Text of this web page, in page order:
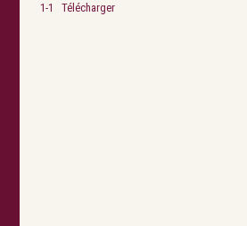
1-1 Télécharger